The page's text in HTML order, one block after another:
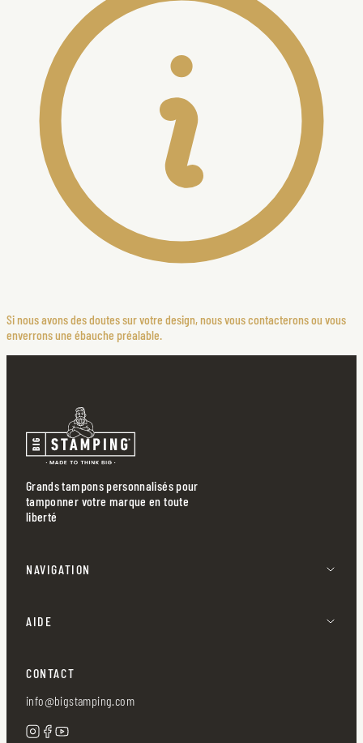
Si nous avons des doutes sur votre design, nous vous contacterons ou vous
enverrons une ébauche préalable.
Grands tampons personnalisés pour
tamponner votre marque en toute
liberté
NAVIGATION
AIDE
CONTACT
info@bigstamping.com